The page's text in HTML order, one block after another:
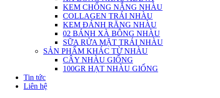
KEM CHỐNG NẮNG NHÀU
COLLAGEN TRÁI NHÀU
KEM ĐÁNH RĂNG NHÀU
02 BÁNH XÀ BÔNG NHÀU
SỮA RỬA MẶT TRÁI NHÀU
SẢN PHẨM KHÁC TỪ NHÀU
CÂY NHÀU GIỐNG
100GR HẠT NHÀU GIỐNG
Tin tức
Liên hệ